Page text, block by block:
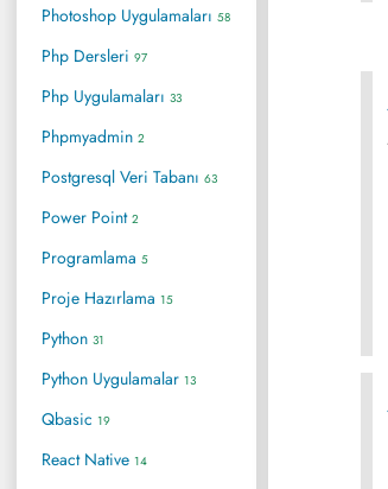
Photoshop Uygulamaları 58
Php Dersleri 97
Php Uygulamaları 33
Phpmyadmin 2
Postgresql Veri Tabanı 63
Power Point 2
Programlama 5
Proje Hazırlama 15
Python 31
Python Uygulamalar 13
Qbasic 19
React Native 14